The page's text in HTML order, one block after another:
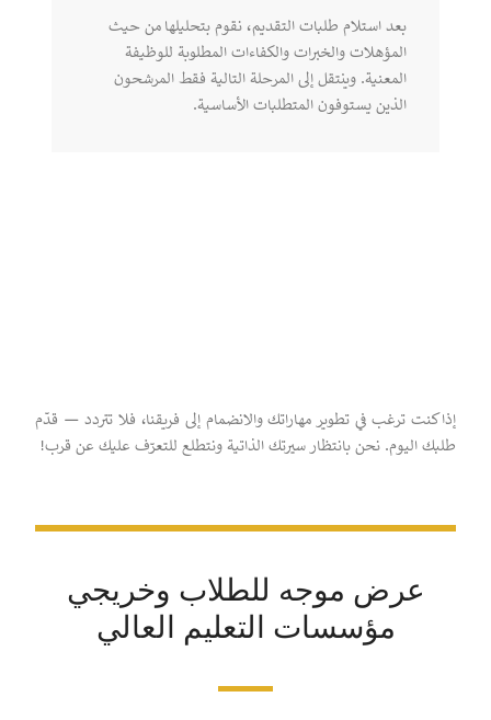
بعد استلام طلبات التقديم، نقوم بتحليلها من حيث
المؤهلات والخبرات والكفاءات المطلوبة للوظيفة
المعنية. وينتقل إلى المرحلة التالية فقط المرشحون
الذين يستوفون المتطلبات الأساسية.
إذا كنت ترغب في تطوير مهاراتك والانضمام إلى فريقنا، فلا تتردد — قدّم
طلبك اليوم. نحن بانتظار سيرتك الذاتية ونتطلع للتعرّف عليك عن قرب!
عرض موجه للطلاب وخريجي
مؤسسات التعليم العالي